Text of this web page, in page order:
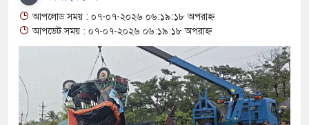
পুকুর থেকে অজ্ঞাত যুবকের মরদেহ উদ্ধার
বিজিবির পৃথক অভিযানে ১৫৬ বোতল ভারতীয়
শ্রমিক নিয়োগে আবেদন শুরু, ওমানে ৫ হাজার শ্রমিক
আপলোড সময় : ০৭-০৭-২০২৬ ০৬:১৯:১৮ অপরাহ্ন
আপডেট সময় : ০৭-০৭-২০২৬ ০৬:১৯:১৮ অপরাহ্ন